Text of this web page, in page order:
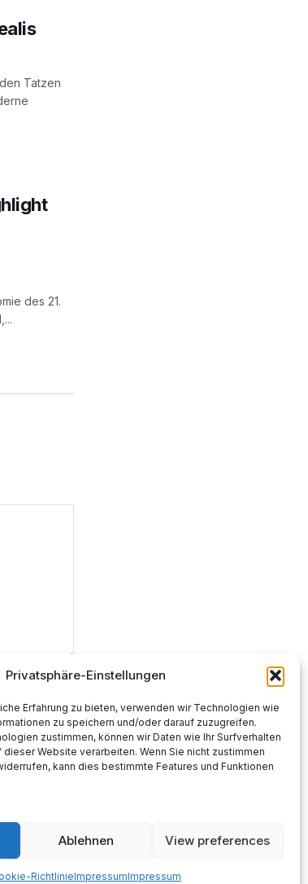
Privatsphäre-Einstellungen
Erfahrung zu bieten, verwenden wir Technologien wie
zu speichern und/oder darauf zuzugreifen.
zustimmen, können wir Daten wie Ihr Surfverhalten
Website verarbeiten. Wenn Sie nicht zustimmen
kann dies bestimmte Features und Funktionen
Ablehnen View preferences
RichtlinieImpressumImpressum
Tatzen
des 21.